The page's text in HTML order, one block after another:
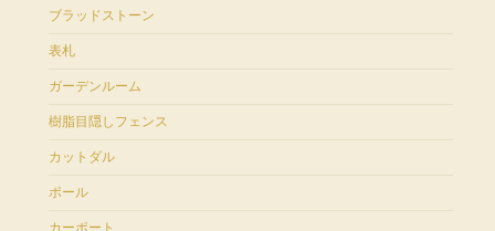
ブラッドストーン
表札
ガーデンルーム
樹脂目隠しフェンス
カットダル
ポール
カーポート